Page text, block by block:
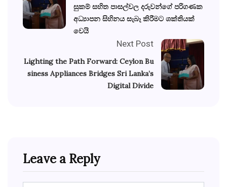
සුකම් සහිත පාසල්වල දරුවන්ගේ පරිගණක
අධ්‍යාපන සිහිනය සැබෑ කිරීමට ශක්තියක්
වෙයි
Next Post
Lighting the Path Forward: Ceylon Bu
siness Appliances Bridges Sri Lanka’s
Digital Divide
Leave a Reply